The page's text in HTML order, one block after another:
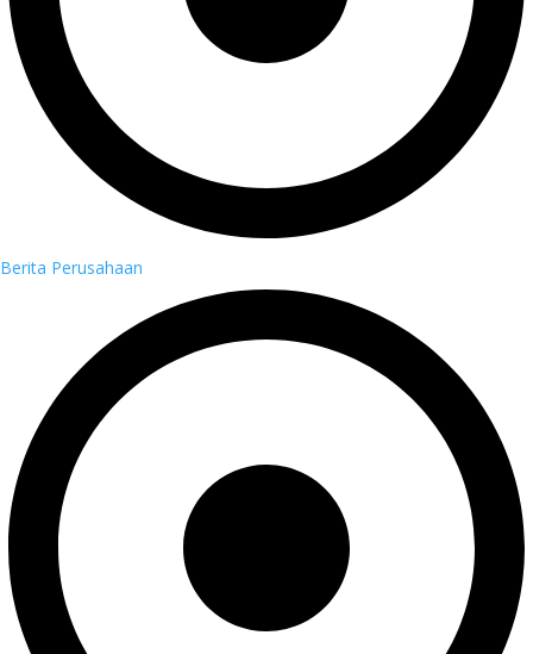
Berita Perusahaan